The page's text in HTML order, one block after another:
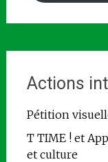
Actions
Pétition
T TIME ! et
et culture